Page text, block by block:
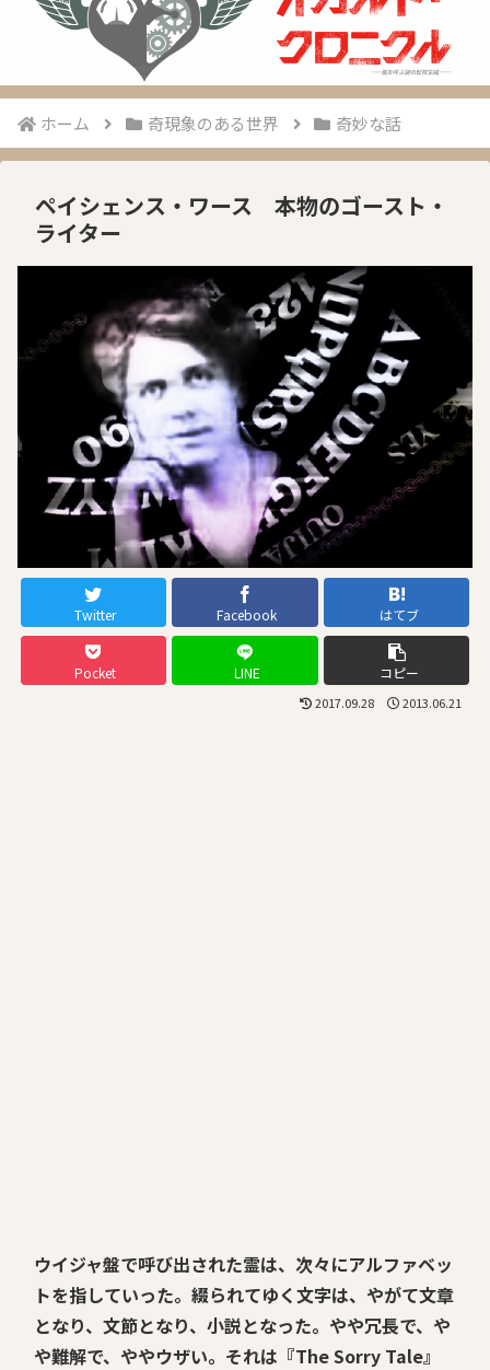
ホーム 奇現象のある世界 奇妙な話
ペイシェンス・ワース 本物のゴースト・
ライター
Twitter Facebook はてブ
Pocket LINE コピー
2017.09.28 2013.06.21
ウイジャ盤で呼び出された霊は、次々にアルファベッ
トを指していった。綴られてゆく文字は、やがて文章
となり、文節となり、小説となった。やや冗長で、や
や難解で、ややウザい。それは『The Sorry Tale』